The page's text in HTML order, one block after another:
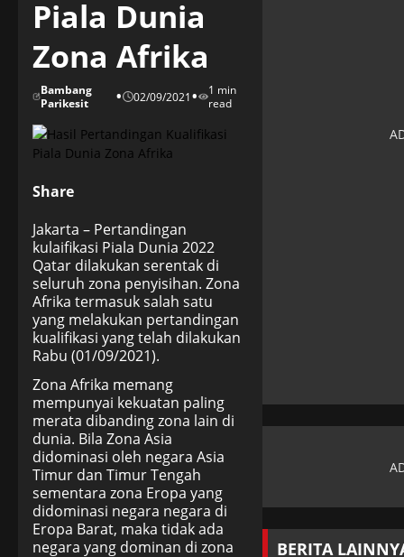
Piala Dunia
Zona Afrika
Bambang
Parikesit
• 02/09/2021•
1 min
read
Share
Jakarta – Pertandingan
kulaifikasi Piala Dunia 2022
Qatar dilakukan serentak di
seluruh zona penyisihan. Zona
Afrika termasuk salah satu
yang melakukan pertandingan
kualifikasi yang telah dilakukan
Rabu (01/09/2021).
Zona Afrika memang
mempunyai kekuatan paling
merata dibanding zona lain di
dunia. Bila Zona Asia
didominasi oleh negara Asia
Timur dan Timur Tengah
sementara zona Eropa yang
didominasi negara negara di
Eropa Barat, maka tidak ada
negara yang dominan di zona
BERITA